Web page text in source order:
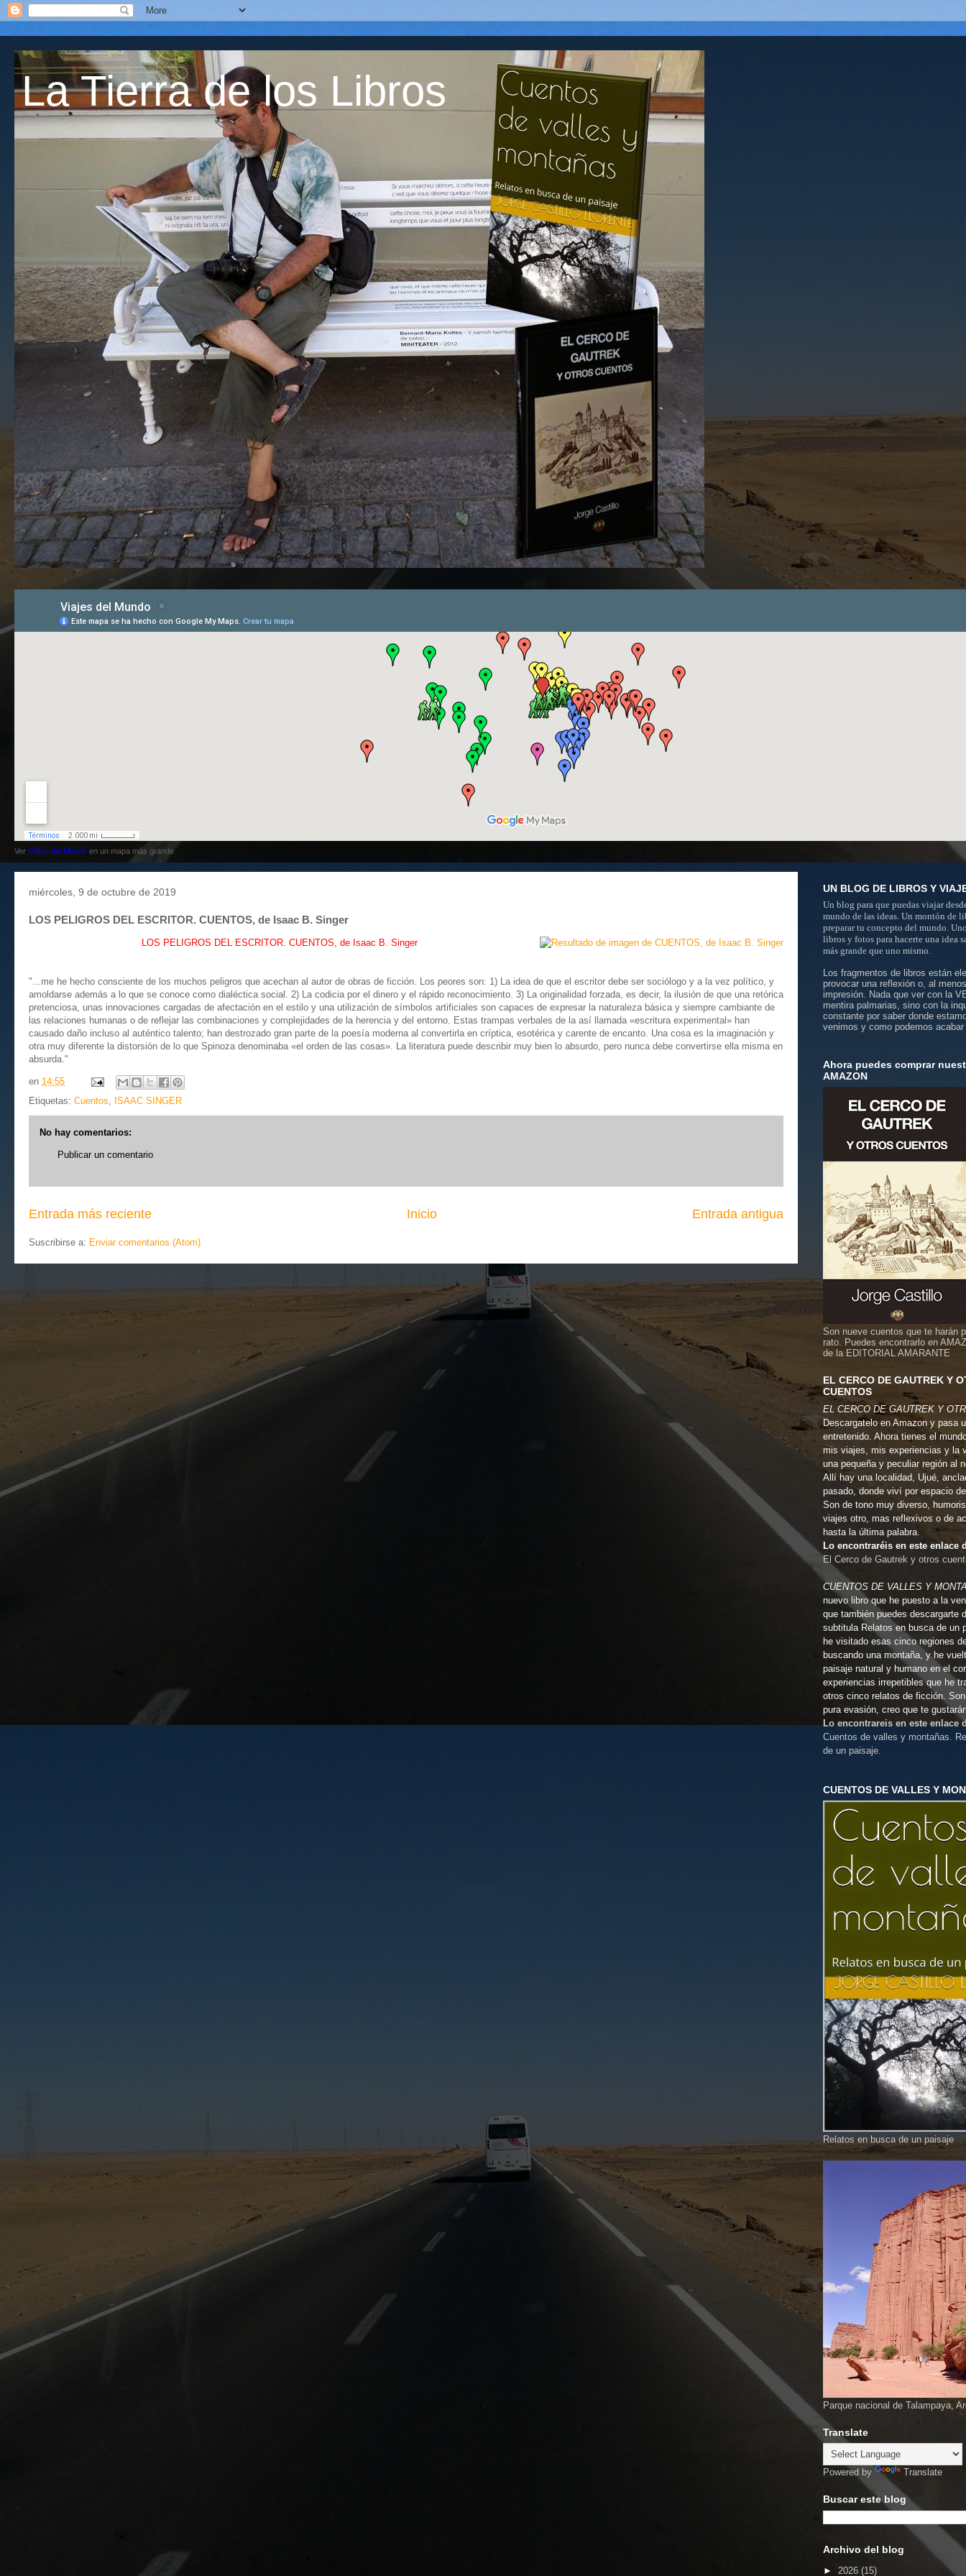
La Tierra de los Libros
Ver Viajes del Mundo en un mapa más grande
miércoles, 9 de octubre de 2019
LOS PELIGROS DEL ESCRITOR. CUENTOS, de Isaac B. Singer
LOS PELIGROS DEL ESCRITOR. CUENTOS, de Isaac B. Singer
"...me he hecho consciente de los muchos peligros que acechan al autor de obras de ficción. Los peores son: 1) La idea de que el escritor debe ser sociólogo y a la vez político, y
amoldarse además a lo que se conoce como dialéctica social. 2) La codicia por el dinero y el rápido reconocimiento. 3) La originalidad forzada, es decir, la ilusión de que una retórica
pretenciosa, unas innovaciones cargadas de afectación en el estilo y una utilización de símbolos artificiales son capaces de expresar la naturaleza básica y siempre cambiante de
las relaciones humanas o de reflejar las combinaciones y complejidades de la herencia y del entorno. Estas trampas verbales de la así llamada «escritura experimental» han
causado daño incluso al auténtico talento; han destrozado gran parte de la poesía moderna al convertirla en críptica, esotérica y carente de encanto. Una cosa es la imaginación y
otra muy diferente la distorsión de lo que Spinoza denominaba «el orden de las cosas». La literatura puede describir muy bien lo absurdo, pero nunca debe convertirse ella misma en
absurda."
en 14:55
Etiquetas: Cuentos, ISAAC SINGER
No hay comentarios:
Publicar un comentario
Entrada más reciente Entrada antigua
Inicio
Suscribirse a: Enviar comentarios (Atom)
UN BLOG DE LIBROS Y
Un blog para que puedas viajar
mundo de las ideas. Un montón de
preparar tu concepto del mundo.
libros y fotos para hacerte una idea
más grande que uno mismo.
Los fragmentos de libros están
provocar una reflexión o, al
impresión. Nada que ver con la
mentira palmarias, sino con la
constante por saber donde
venimos y como podemos acabar
Ahora puedes comprar
AMAZON
Son nueve cuentos que te harán
rato. Puedes encontrarlo en
de la EDITORIAL AMARANTE
EL CERCO DE GAUTREK Y
CUENTOS
EL CERCO DE GAUTREK Y
Descargatelo en Amazon y pasa
entretenido. Ahora tienes el
mis viajes, mis experiencias y la
una pequeña y peculiar región al
Allí hay una localidad, Ujué,
pasado, donde viví por espacio
Son de tono muy diverso,
viajes otro, mas reflexivos o de
hasta la última palabra.
Lo encontraréis en este enlace
El Cerco de Gautrek y otros
CUENTOS DE VALLES Y
nuevo libro que he puesto a la
que también puedes descargarte
subtitula Relatos en busca de un
he visitado esas cinco regiones
buscando una montaña, y he
paisaje natural y humano en el
experiencias irrepetibles que he
otros cinco relatos de ficción.
pura evasión, creo que te
Lo encontrareis en este enlace
Cuentos de valles y montañas.
de un paisaje.
CUENTOS DE VALLES Y
Relatos en busca de un paisaje
Parque nacional de Talampaya,
Translate
Powered by Translate
Buscar este blog
Archivo del blog
► 2026 (15)